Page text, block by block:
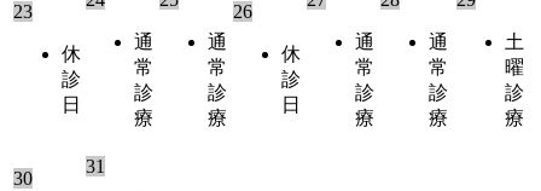
23
休
診
日
通
常
診
療
通
常
診
療
26
休
診
日
通
常
診
療
通
常
診
療
土
曜
診
療
30
31